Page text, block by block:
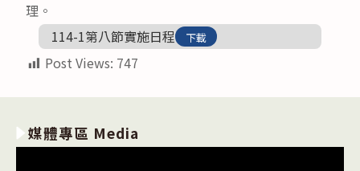
理。
114-1第八節實施日程
下載
Post Views: 747
媒體專區 Media